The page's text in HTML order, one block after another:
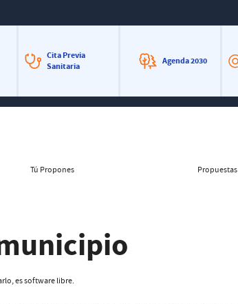
Cita Previa
Sanitaria
Agenda 2030
Tú Propones Propuestas
es software libre.